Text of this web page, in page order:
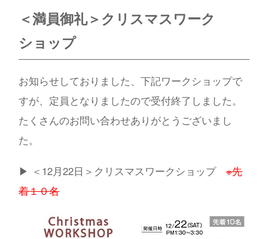
＜満員御礼＞クリスマスワーク
ショップ
お知らせしておりました、下記ワークショップで
すが、定員となりましたので受付終了しました。
たくさんのお問い合わせありがとうございまし
た。
▶︎ ＜12月22日＞クリスマスワークショップ※先
着１０名